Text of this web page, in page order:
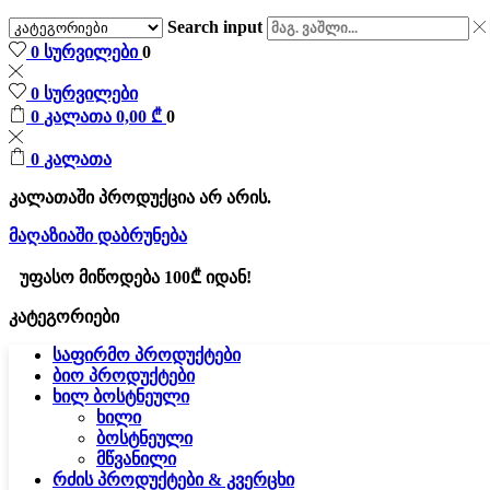
Search input
0 სურვილები0
0 სურვილები
0 კალათა 0,00 ₾ 0
0 კალათა
კალათაში პროდუქცია არ არის.
მაღაზიაში დაბრუნება
უფასო მიწოდება 100₾ იდან!
კატეგორიები
საფირმო პროდუქტები
ბიო პროდუქტები
ხილ ბოსტნეული
ხილი
ბოსტნეული
მწვანილი
რძის პროდუქტები & კვერცხი